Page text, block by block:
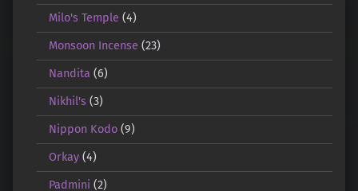
Milo's Temple (4)
Monsoon Incense (23)
Nandita (6)
Nikhil's(3)
Nippon Kodo(9)
Orkay(4)
Padmini (2)